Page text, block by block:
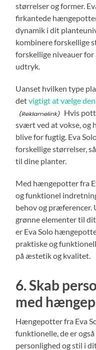
størrelser og former.
firkantede
dynamik i dit
kombinere forskellige
forskellige niveauer
udtryk.
Uanset hvilken type
detvigtigt at vælge
Hvis
svært ved at vokse, og
blive for fugtig. Eva
forskellige størrelser,
til dine planter.
Med hængepotter fra
og funktionel
behov og præferencer.
grønne elementer til
er Eva Solo
praktiske og
på æstetik og kvalitet.
6. Skab
med
Hængepotter fra Eva
funktionelle, de er
personlighed og stil i